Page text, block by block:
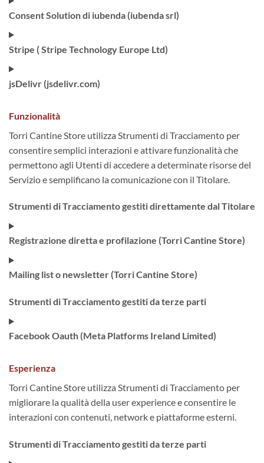
Consent Solution di iubenda (iubenda srl)
Stripe ( Stripe Technology Europe Ltd)
jsDelivr (jsdelivr.com)
Funzionalità
Torri Cantine Store utilizza Strumenti di Tracciamento per
consentire semplici interazioni e attivare funzionalità che
permettono agli Utenti di accedere a determinate risorse del
Servizio e semplificano la comunicazione con il Titolare.
Strumenti di Tracciamento gestiti direttamente dal Titolare
Registrazione diretta e profilazione (Torri Cantine Store)
Mailing list o newsletter (Torri Cantine Store)
Strumenti di Tracciamento gestiti da terze parti
Facebook Oauth (Meta Platforms Ireland Limited)
Esperienza
Torri Cantine Store utilizza Strumenti di Tracciamento per
migliorare la qualità della user experience e consentire le
interazioni con contenuti, network e piattaforme esterni.
Strumenti di Tracciamento gestiti da terze parti